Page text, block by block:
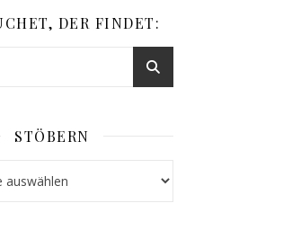
DER FINDET:
STÖBERN